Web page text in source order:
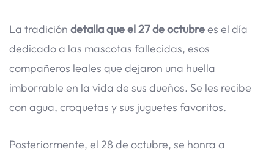
La tradición detalla que el 27 de octubrees el día
dedicado a las mascotas fallecidas, esos
compañeros leales que dejaron una huella
imborrable en la vida de sus dueños. Se les recibe
con agua, croquetas y sus juguetes favoritos.
Posteriormente, el 28 de octubre, se honra a